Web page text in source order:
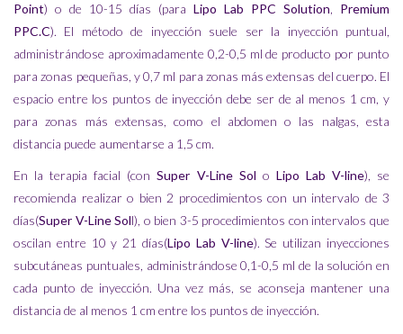
Point) o de 10-15 días (para Lipo Lab PPC Solution, Premium
PPC.C). El método de inyección suele ser la inyección puntual,
administrándose aproximadamente 0,2-0,5 ml de producto por punto
para zonas pequeñas, y 0,7 ml para zonas más extensas del cuerpo. El
espacio entre los puntos de inyección debe ser de al menos 1 cm, y
para zonas más extensas, como el abdomen o las nalgas, esta
distancia puede aumentarse a 1,5 cm.
En la terapia facial (conSuper V-Line Sol o Lipo Lab V-line), se
recomienda realizar o bien 2 procedimientos con un intervalo de 3
días(Super V-Line Soll), o bien 3-5 procedimientos con intervalos que
oscilan entre 10 y 21 días(Lipo Lab V-line). Se utilizan inyecciones
subcutáneas puntuales, administrándose 0,1-0,5 ml de la solución en
cada punto de inyección. Una vez más, se aconseja mantener una
distancia de al menos 1 cm entre los puntos de inyección.